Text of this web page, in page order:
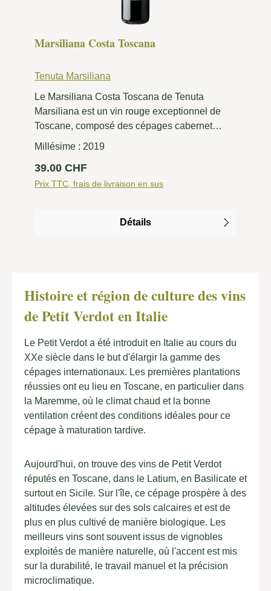
Marsiliana Costa Toscana
Tenuta Marsiliana
Le Marsiliana Costa Toscana de Tenuta
Marsiliana est un vin rouge exceptionnel de
Toscane, composé des cépages cabernet
sauvignon, merlot et petit verdot. Ce vin
sa palette aromatique intense, qui allie
parfaitement les notes fruitées et épicées. Sa
envergure, qui convainc également par sa
période de maturation supplémentaire de 12
mois en bouteille, qui parachève sa complexité
limitée d'environ 6000 bouteilles seulement par
an, ce vin est un plaisir exclusif qui ravira les
connaisseurs et les amateurs de grands vins
italiens.
Millésime : 2019
Prix régulier :
39.00 CHF
Prix TTC, frais de livraison en sus
Détails
Histoire et région de culture des vins
de Petit Verdot en Italie
Le Petit Verdot a été introduit en Italie au cours du
XXe siècle dans le but d'élargir la gamme des
cépages internationaux. Les premières plantations
réussies ont eu lieu en Toscane, en particulier dans
la Maremme, où le climat chaud et la bonne
ventilation créent des conditions idéales pour ce
cépage à maturation tardive.
Aujourd'hui, on trouve des vins de Petit Verdot
réputés en Toscane, dans le Latium, en Basilicate et
surtout en Sicile. Sur l'île, ce cépage prospère à des
altitudes élevées sur des sols calcaires et est de
plus en plus cultivé de manière biologique. Les
meilleurs vins sont souvent issus de vignobles
exploités de manière naturelle, où l'accent est mis
sur la durabilité, le travail manuel et la précision
microclimatique.